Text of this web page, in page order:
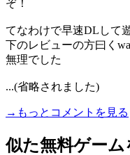
ぞ！
てなわけで早速DLして
下のレビューの方曰く
無理でした
...(省略されました)
→もっとコメントを見る
似た無料ゲーム